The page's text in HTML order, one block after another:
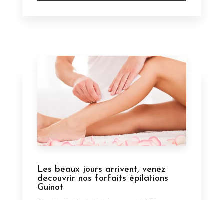
Les beaux jours arrivent, venez
decouvrir nos forfaits épilations
Guinot